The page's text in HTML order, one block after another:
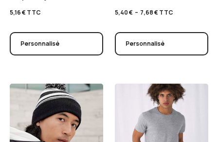
5,16€TTC
Personnalisé
5,40€ – 7,68€TTC
Personnalisé